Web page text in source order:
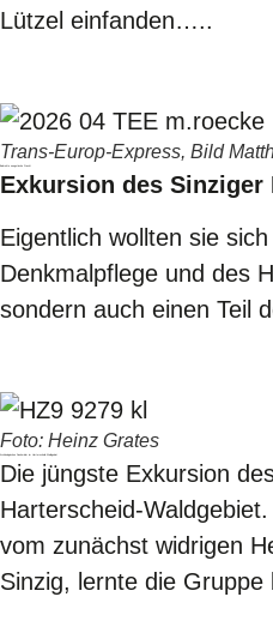
Lützel einfanden…..
Trans-Europ-Express, Bild
Exkursion des
Eigentlich wollten sie
Denkmalpflege und des
sondern auch einen Teil
Foto: Heinz Grates
Archäologischen Denkmäler im Harterscheid-Waldgebiet
Die jüngste Exkursion
Harterscheid-
vom zunächst widrigen
Sinzig, lernte die